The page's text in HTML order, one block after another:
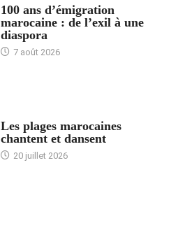
100 ans d’émigration
marocaine : de l’exil à une
diaspora
7 août 2026
Les plages marocaines
chantent et dansent
20 juillet 2026